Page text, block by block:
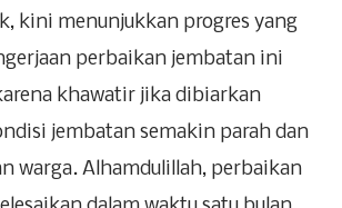
kini menunjukkan progres yang
perbaikan jembatan ini
khawatir jika dibiarkan
jembatan semakin parah dan
warga. Alhamdulillah, perbaikan